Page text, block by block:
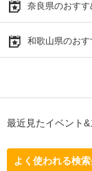
奈良県のおすす
和歌山県のお
最近見たイベント&
よく使われる検